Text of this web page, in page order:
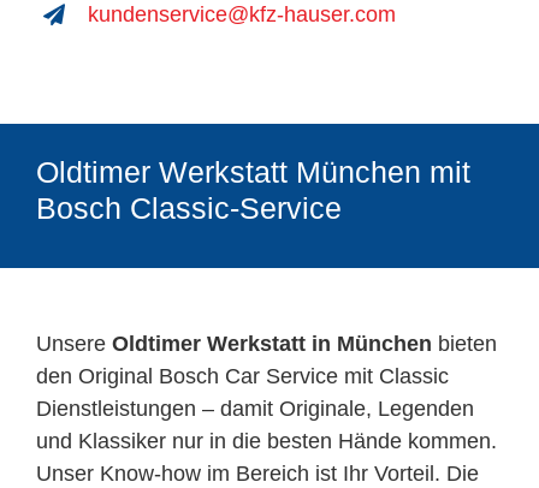
kundenservice@kfz-hauser.com
Oldtimer Werkstatt München mit
Bosch Classic-Service
Unsere Oldtimer Werkstatt in München bieten
den Original Bosch Car Service mit Classic
Dienstleistungen – damit Originale, Legenden
und Klassiker nur in die besten Hände kommen.
Unser Know-how im Bereich ist Ihr Vorteil. Die